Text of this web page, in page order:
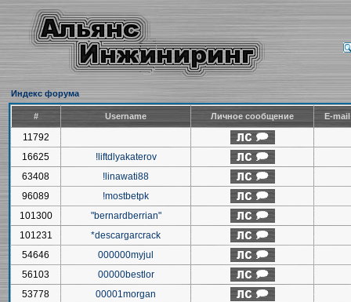
Индекс форума
# Username Личное сообщение E-
11792
16625
!liftdlyakaterov
63408
!linawati88
96089
!mostbetpk
101300
"bernardberrian"
101231
*descargarcrack
54646
000000myjul
56103
00000bestlor
53778
00001morgan